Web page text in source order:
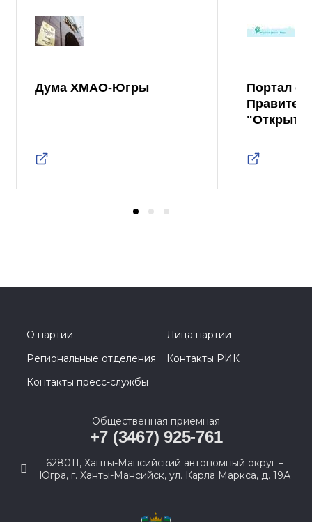
Дума ХМАО-Югры
Портал
О партии
Лица партии
Региональные отделения
Контакты РИК
Контакты пресс-службы
Общественная приемная
+7 (3467) 925-761
628011, Ханты-Мансийский автономный округ –
Югра, г. Ханты-Мансийск, ул. Карла Маркса, д. 19А